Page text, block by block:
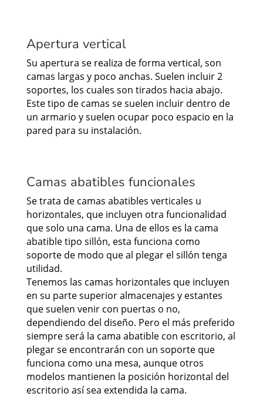
Apertura vertical
Su apertura se realiza de forma vertical, son
camas largas y poco anchas. Suelen incluir 2
soportes, los cuales son tirados hacia abajo.
Este tipo de camas se suelen incluir dentro de
un armario y suelen ocupar poco espacio en la
pared para su instalación.
Camas abatibles funcionales
Se trata de camas abatibles verticales u
horizontales, que incluyen otra funcionalidad
que solo una cama. Una de ellos es la cama
abatible tipo sillón, esta funciona como
soporte de modo que al plegar el sillón tenga
utilidad.
Tenemos las camas horizontales que incluyen
en su parte superior almacenajes y estantes
que suelen venir con puertas o no,
dependiendo del diseño. Pero el más preferido
siempre será la cama abatible con escritorio, al
plegar se encontrarán con un soporte que
funciona como una mesa, aunque otros
modelos mantienen la posición horizontal del
escritorio así sea extendida la cama.